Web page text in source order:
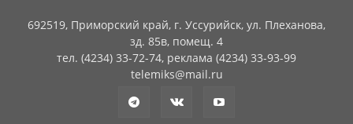
692519, Приморский край, г. Уссурийск, ул. Плеханова,
зд. 85в, помещ. 4
тел. (4234) 33-72-74, реклама (4234) 33-93-99
telemiks@mail.ru